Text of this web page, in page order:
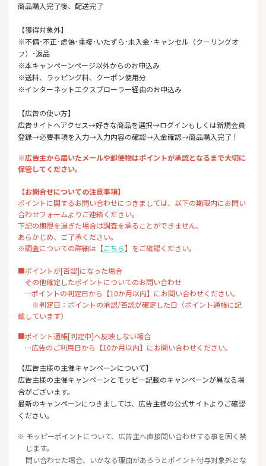
商品購入完了後、配送完了
【獲得対象外】
※不備･不正･虚偽･重複･いたずら･未入金･キャンセル（クーリングオ
フ）･返品
※本キャンペーンページ以外からのお申込み
※送料、ラッピング料、クーポン使用分
※インターネットエクスプローラー経由のお申込み
【広告の使い方】
広告サイトへアクセス→好きな商品を選択→ログインもしくは新規会員
登録→必要事項を入力→入力内容の確認→入金確認→商品購入完了！
※広告主から届いたメールや郵便物はポイントが承認となるまで大切に
保管してください。
【お問合せについての注意事項】
ポイントに関するお問い合わせにつきましては、以下の期限内にお問い
合わせフォームよりご連絡ください。
下記の期限を過ぎた場合は調査を承ることができません。
あらかじめ、ご了承ください。
※調査についての詳細は【こちら】をご確認ください。
■ポイントが[否認]になった場合
その他確定したポイントについてのお問い合わせ
…ポイントの判定日から【10か月以内】にお問い合わせください。
※判定日：ポイントの承認/否認が確定した日（ポイント通帳に記
載しています）
■ポイント通帳[判定中]へ反映しない場合
…広告のご利用日から【10か月以内】にお問い合わせください。
【広告主様の主催キャンペーンについて】
広告主様の主催キャンペーンとモッピー記載のキャンペーンが異なる場
合がございます。
最新のキャンペーンにつきましては、広告主様の公式サイトよりご確認
ください。
※ モッピーポイントについて、広告主へ直接問い合わせする事を固く禁
じます。
問い合わせた場合、いかなる理由があろうとポイント付与対象外とな